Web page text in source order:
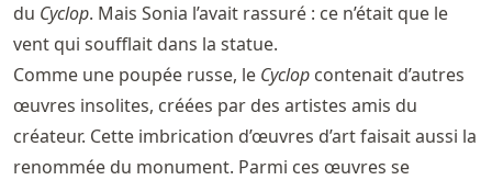
du Cyclop. Mais Sonia l’avait rassuré : ce n’était que le
vent qui soufflait dans la statue.
Comme une poupée russe, le Cyclop contenait d’autres
œuvres insolites, créées par des artistes amis du
créateur. Cette imbrication d’œuvres d’art faisait aussi la
renommée du monument. Parmi ces œuvres se